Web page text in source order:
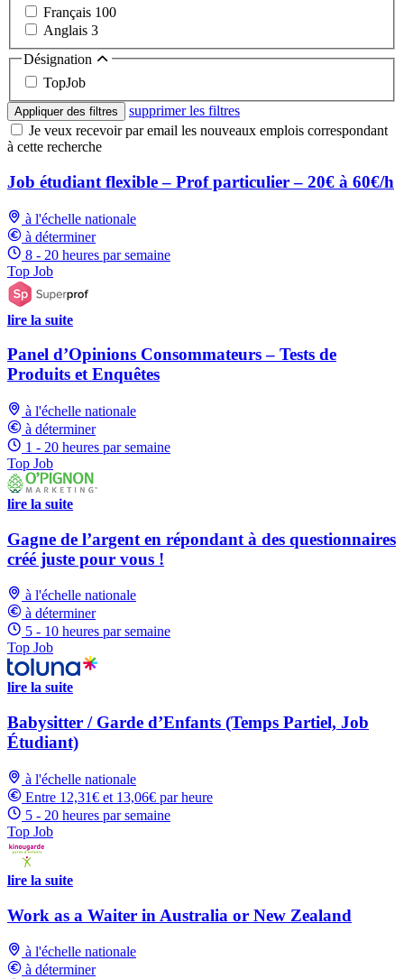
Français 100
Anglais 3
Désignation
TopJob
Appliquer des filtres
supprimer les filtres
Je veux recevoir par email les nouveaux emplois correspondant
à cette recherche
Job étudiant flexible – Prof particulier – 20€ à 60€/h
à l'échelle nationale
à déterminer
8 - 20 heures par semaine
Top Job
lire la suite
Panel d’Opinions Consommateurs – Tests de
Produits et Enquêtes
à l'échelle nationale
à déterminer
1 - 20 heures par semaine
Top Job
lire la suite
Gagne de l’argent en répondant à des questionnaires
créé juste pour vous !
à l'échelle nationale
à déterminer
5 - 10 heures par semaine
Top Job
lire la suite
Babysitter / Garde d’Enfants (Temps Partiel, Job
Étudiant)
à l'échelle nationale
Entre 12,31€ et 13,06€ par heure
5 - 20 heures par semaine
Top Job
lire la suite
Work as a Waiter in Australia or New Zealand
à l'échelle nationale
à déterminer